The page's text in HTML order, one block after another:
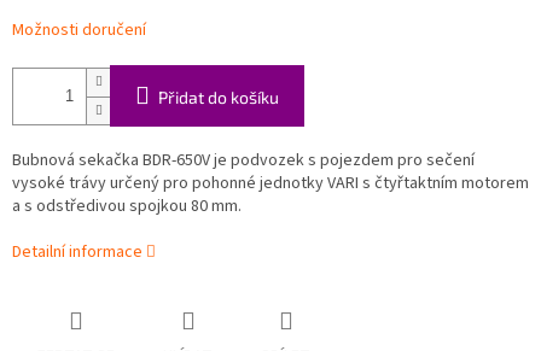
Možnosti doručení
Přidat do košíku
Bubnová sekačka BDR-650V je podvozek s pojezdem pro sečení
vysoké trávy určený pro pohonné jednotky VARI s čtyřtaktním motorem
a s odstředivou spojkou 80 mm.
Detailní informace